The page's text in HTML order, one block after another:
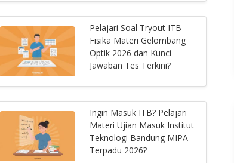
Pelajari Soal Tryout ITB
Fisika Materi Gelombang
Optik 2026 dan Kunci
Jawaban Tes Terkini?
Ingin Masuk ITB? Pelajari
Materi Ujian Masuk Institut
Teknologi Bandung MIPA
Terpadu 2026?